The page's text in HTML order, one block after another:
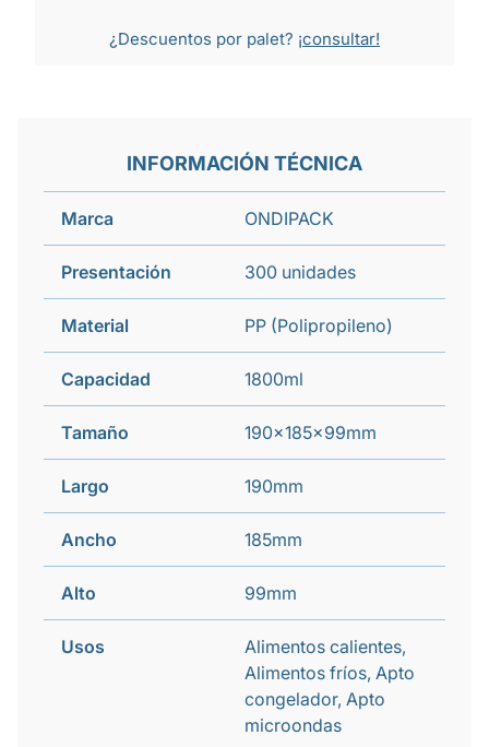
¿Descuentos por palet? ¡consultar!
INFORMACIÓN TÉCNICA
Marca ONDIPACK
Presentación 300 unidades
Material PP (Polipropileno)
Capacidad 1800ml
Tamaño 190x185x99mm
Largo 190mm
Ancho 185mm
Alto 99mm
Usos
Alimentos calientes,
Alimentos fríos, Apto
congelador, Apto
microondas